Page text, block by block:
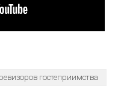
гостеприимства